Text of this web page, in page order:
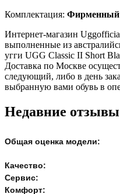
Комплектация: Фирменный
Интернет-магазин
выполненные из
угги UGG Classic II Short
Доставка по Москве
следующий, либо в день
выбранную вами обувь в
Недавние отзывы
Общая оценка модели:
Качество:
Сервис:
Комфорт: